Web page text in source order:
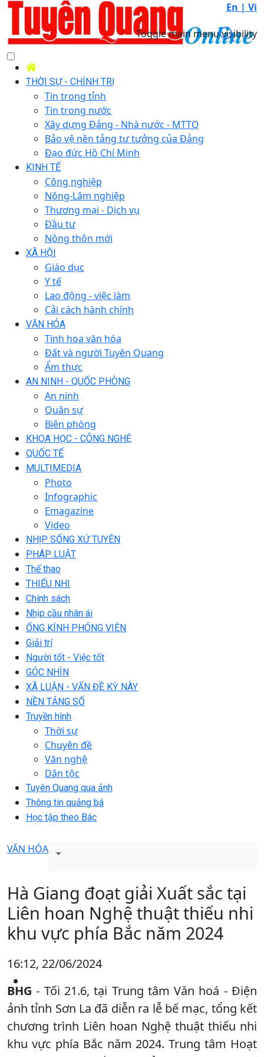
En | Vi
Toggle main menu visibility
THỜI SỰ - CHÍNH TRỊ
Tin trong tỉnh
Tin trong nước
Xây dựng Đảng - Nhà nước - MTTQ
Bảo vệ nền tảng tư tưởng của Đảng
Đạo đức Hồ Chí Minh
KINH TẾ
Công nghiệp
Nông-Lâm nghiệp
Thương mại - Dịch vụ
Đầu tư
Nông thôn mới
XÃ HỘI
Giáo dục
Y tế
Lao động - việc làm
Cải cách hành chính
VĂN HÓA
Tinh hoa văn hóa
Đất và người Tuyên Quang
Ẩm thực
AN NINH - QUỐC PHÒNG
An ninh
Quân sự
Biên phòng
KHOA HỌC - CÔNG NGHỆ
QUỐC TẾ
MULTIMEDIA
Photo
Infographic
Emagazine
Video
NHỊP SỐNG XỨ TUYÊN
PHÁP LUẬT
Thể thao
THIẾU NHI
Chính sách
Nhịp cầu nhân ái
ỐNG KÍNH PHÓNG VIÊN
Giải trí
Người tốt - Việc tốt
GÓC NHÌN
XÃ LUẬN - VẤN ĐỀ KỲ NÀY
NỀN TẢNG SỐ
Truyền hình
Thời sự
Chuyên đề
Văn nghệ
Dân tộc
Tuyên Quang qua ảnh
Thông tin quảng bá
Học tập theo Bác
VĂN HÓA
Hà Giang đoạt giải Xuất sắc tại
Liên hoan Nghệ thuật thiếu nhi
khu vực phía Bắc năm 2024
16:12, 22/06/2024
BHG - Tối 21.6, tại Trung tâm Văn hoá - Điện
ảnh tỉnh Sơn La đã diễn ra lễ bế mạc, tổng kết
chương trình Liên hoan Nghệ thuật thiếu nhi
khu vực phía Bắc năm 2024. Trung tâm Hoạt